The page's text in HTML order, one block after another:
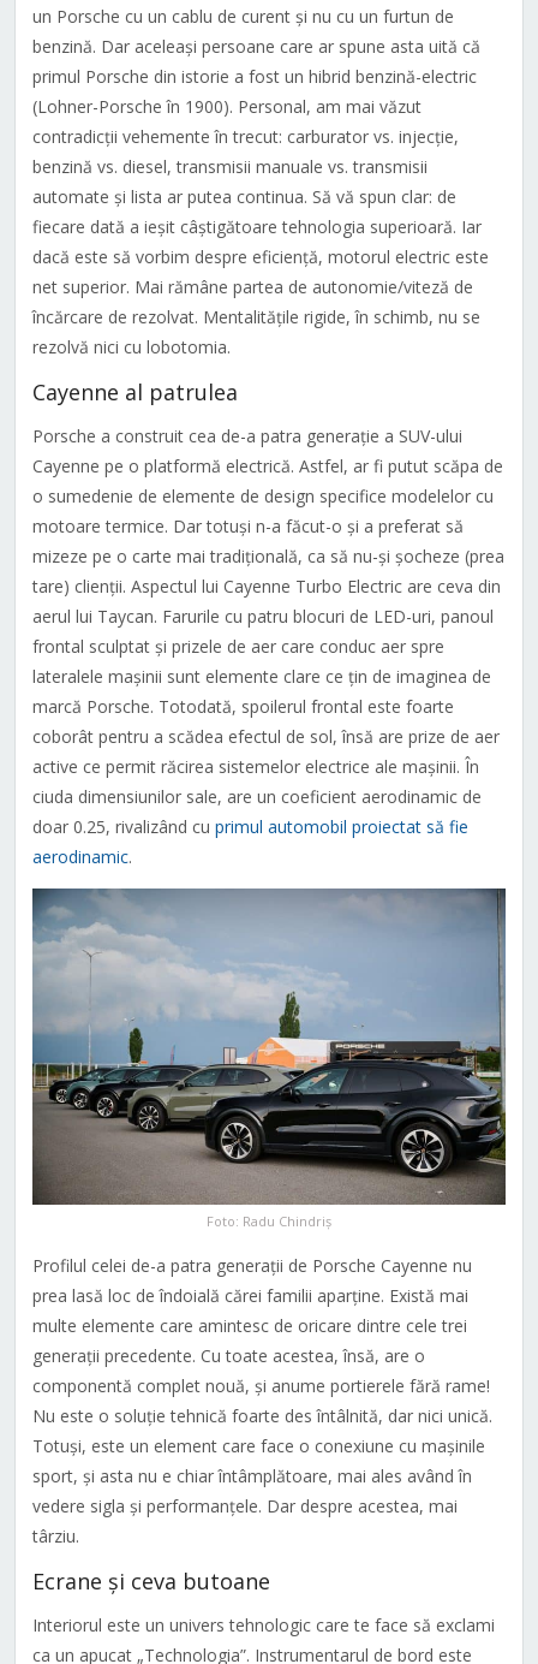
un Porsche cu un cablu de curent și nu cu un furtun de
benzină. Dar aceleași persoane care ar spune asta uită că
primul Porsche din istorie a fost un hibrid benzină-electric
(Lohner-Porsche în 1900). Personal, am mai văzut
contradicții vehemente în trecut: carburator vs. injecție,
benzină vs. diesel, transmisii manuale vs. transmisii
automate și lista ar putea continua. Să vă spun clar: de
fiecare dată a ieșit câștigătoare tehnologia superioară. Iar
dacă este să vorbim despre eficiență, motorul electric este
net superior. Mai rămâne partea de autonomie/viteză de
încărcare de rezolvat. Mentalitățile rigide, în schimb, nu se
rezolvă nici cu lobotomia.
Cayenne al patrulea
Porsche a construit cea de-a patra generație a SUV-ului
Cayenne pe o platformă electrică. Astfel, ar fi putut scăpa de
o sumedenie de elemente de design specifice modelelor cu
motoare termice. Dar totuși n-a făcut-o și a preferat să
mizeze pe o carte mai tradițională, ca să nu-și șocheze (prea
tare) clienții. Aspectul lui Cayenne Turbo Electric are ceva din
aerul lui Taycan. Farurile cu patru blocuri de LED-uri, panoul
frontal sculptat și prizele de aer care conduc aer spre
lateralele mașinii sunt elemente clare ce țin de imaginea de
marcă Porsche. Totodată, spoilerul frontal este foarte
coborât pentru a scădea efectul de sol, însă are prize de aer
active ce permit răcirea sistemelor electrice ale mașinii. În
ciuda dimensiunilor sale, are un coeficient aerodinamic de
doar 0.25, rivalizând cu primul automobil proiectat să fie
aerodinamic.
Foto: Radu Chindriș
Profilul celei de-a patra generații de Porsche Cayenne nu
prea lasă loc de îndoială cărei familii aparține. Există mai
multe elemente care amintesc de oricare dintre cele trei
generații precedente. Cu toate acestea, însă, are o
componentă complet nouă, și anume portierele fără rame!
Nu este o soluție tehnică foarte des întâlnită, dar nici unică.
Totuși, este un element care face o conexiune cu mașinile
sport, și asta nu e chiar întâmplătoare, mai ales având în
vedere sigla și performanțele. Dar despre acestea, mai
târziu.
Ecrane și ceva butoane
Interiorul este un univers tehnologic care te face să exclami
ca un apucat „Technologia”. Instrumentarul de bord este